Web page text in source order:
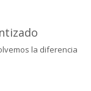
la diferencia